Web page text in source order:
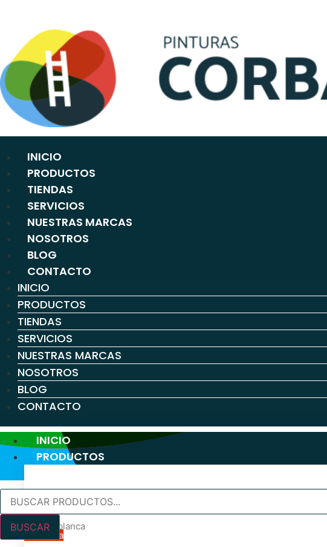
contenido
INICIO
PRODUCTOS
TIENDAS
SERVICIOS
NUESTRAS MARCAS
NOSOTROS
BLOG
CONTACTO
INICIO
PRODUCTOS
TIENDAS
SERVICIOS
NUESTRAS MARCAS
NOSOTROS
BLOG
CONTACTO
INICIO
PRODUCTOS
PINTURA PARA PAREDES Y TECHOS
Pintura blanca
En oferta
Búsqueda
productos
BUSCAR